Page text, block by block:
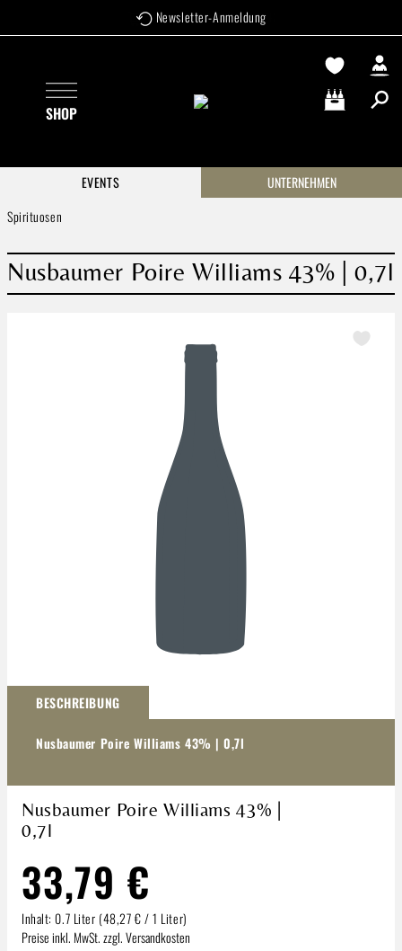
Zum Hauptinhalt springen Newsletter-Anmeldung
SHOP Warenkorb
EVENTS
UNTERNEHMEN
Spirituosen
Nusbaumer Poire Williams 43% | 0,7l
BESCHREIBUNG
Nusbaumer Poire Williams 43% | 0,7l
Nusbaumer Poire Williams 43% |
0,7l
33,79 €
Inhalt: 0.7 Liter (48,27 € / 1 Liter)
Preise inkl. MwSt. zzgl. Versandkosten